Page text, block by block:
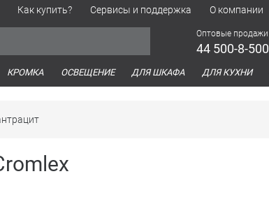
Как купить? Сервисы и поддержка О компании
Оптовые продажи
44 500-8-500
КРОМКА ОСВЕЩЕНИЕ ДЛЯ ШКАФА ДЛЯ КУХНИ